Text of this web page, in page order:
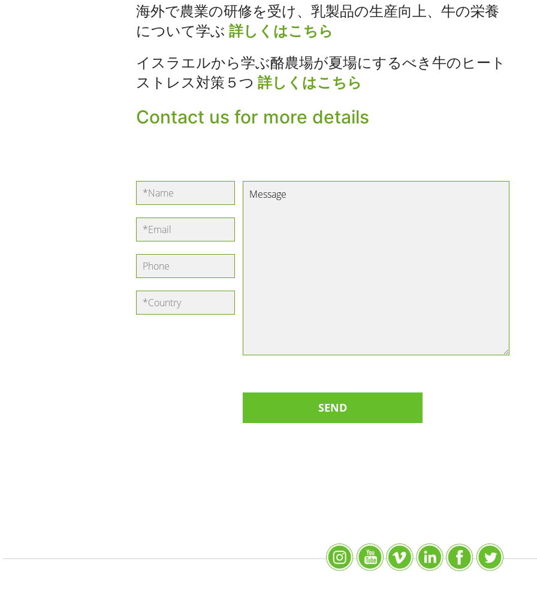
海外で農業の研修を受け、乳製品の生産向上、牛の栄養
について学ぶ 詳しくはこちら
イスラエルから学ぶ酪農場が夏場にするべき牛のヒート
ストレス対策５つ 詳しくはこちら
Contact us for more details
InstagramYouTubeSlideShareLinkedInFacebookX (Twitter)